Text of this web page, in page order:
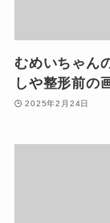
むめいちゃん
しや整形前の
2025年2月24日